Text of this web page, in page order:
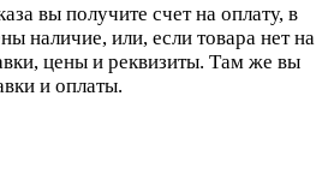
вы получите счет на оплату, в
наличие, или, если товара нет на
цены и реквизиты. Там же вы
и оплаты.